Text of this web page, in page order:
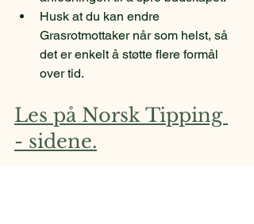
Husk at du kan endre
Grasrotmottaker når som helst, så
det er enkelt å støtte flere formål
over tid.
Les på Norsk Tipping
- sidene.